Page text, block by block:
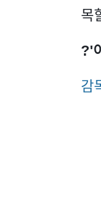
목
?'
감